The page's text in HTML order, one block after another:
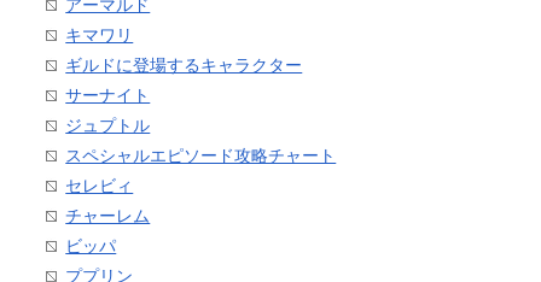
アーマルド
キマワリ
ギルドに登場するキャラクター
サーナイト
ジュプトル
スペシャルエピソード攻略チャート
セレビィ
チャーレム
ビッパ
ププリン